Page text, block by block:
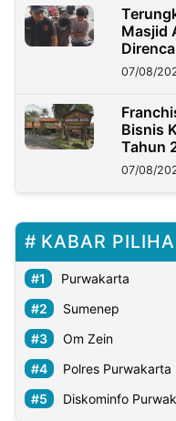
Masjid
07/08/
Bisnis
Tahun
07/08/
KABAR
Purwakarta
Sumenep
Om Zein
Polres Purwakarta
Diskominfo